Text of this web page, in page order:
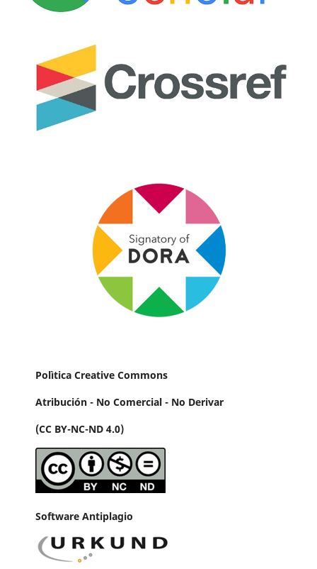
Polìtica Creative Commons
Atribución - No Comercial - No Derivar
(CC BY-NC-ND 4.0)
Software Antiplagio